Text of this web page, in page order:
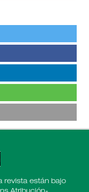
revista están bajo